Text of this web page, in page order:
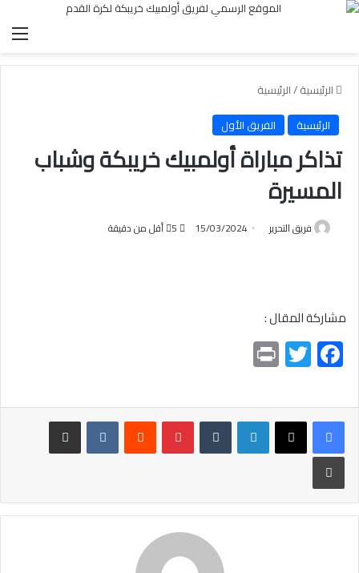
الرئيسية/الرئيسية
الرئيسية
الفريق الأول
تذاكر مباراة أولمبيك خريبكة وشباب
المسيرة
فريق التحرير 15/03/2024 أقل من دقيقة
مشاركة المقال :
F
ac
e
b
o
ok
T
wi
tt
er
t
لينكدإن بينتيريست
مشاركة عبر البريد
طباعة